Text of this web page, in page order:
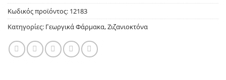
Κωδικός προϊόντος: 12183
Κατηγορίες: Γεωργικά Φάρμακα,Ζιζανιοκτόνα